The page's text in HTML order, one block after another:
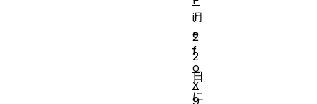
月
2
2
日
に
ir
e
f
o
x
9